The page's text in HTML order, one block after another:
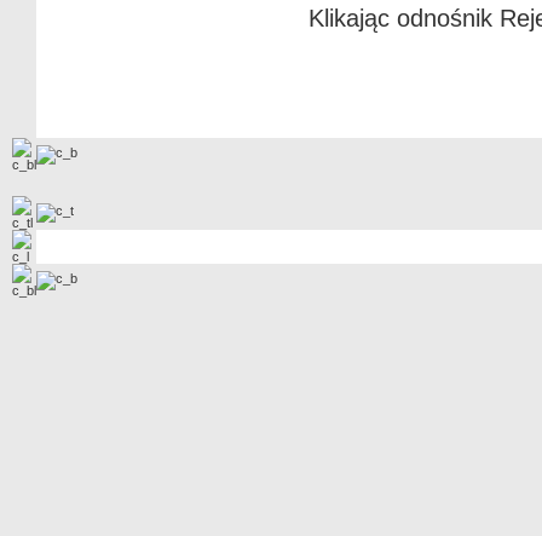
Klikając odnośnik